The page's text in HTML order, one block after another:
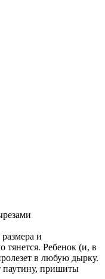
и
тянется. Ребенок (и, в
в любую дырку.
паутину, пришиты